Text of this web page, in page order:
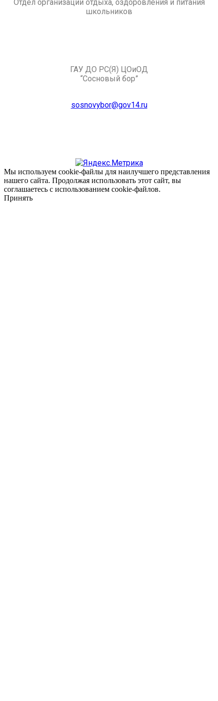
Отдел организации отдыха, оздоровления и питания
школьников
ГАУ ДО РС(Я) ЦОиОД
“Сосновый бор”
sosnovybor@gov14.ru
Мы используем cookie-файлы для наилучшего представления
нашего сайта. Продолжая использовать этот сайт, вы
соглашаетесь с использованием cookie-файлов.
Принять